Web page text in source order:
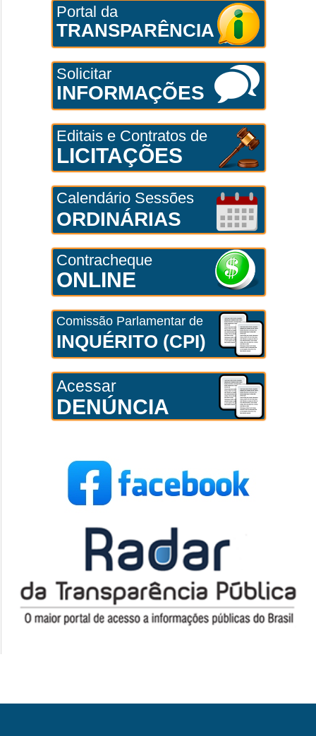
Portal da
TRANSPARÊNCIA
Solicitar
INFORMAÇÕES
Editais e Contratos de
LICITAÇÕES
Calendário Sessões
ORDINÁRIAS
Contracheque
ONLINE
Comissão Parlamentar de
INQUÉRITO (CPI)
Acessar
DENÚNCIA